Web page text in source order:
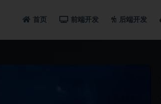
首页 前端开发 后端开发